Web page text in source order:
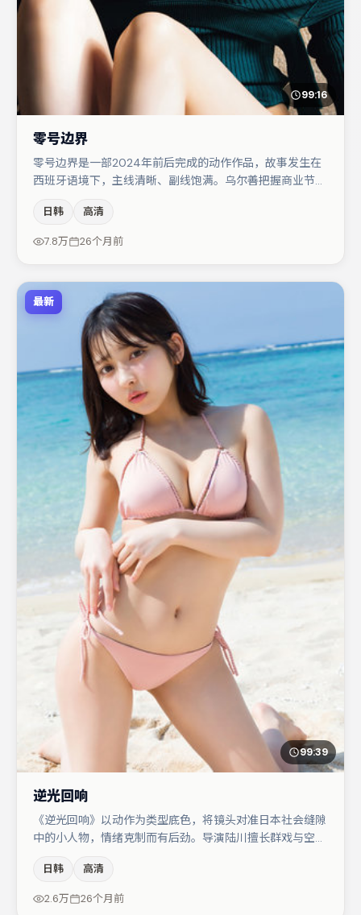
99:16
零号边界
零号边界是一部2024年前后完成的动作作品，故事发生在
西班牙语境下，主线清晰、副线饱满。乌尔善把握商业节奏
在片中承担叙事驱动，弗洛伦丝·皮尤、张译分别提供反差
与喜剧/悬疑调剂（视场次而定）。节奏紧凑、反转有度，
日韩 高清
7.8万 26个月前
最新
99:39
逆光回响
《逆光回响》以动作为类型底色，将镜头对准日本社会缝隙
中的小人物，情绪克制而有后劲。导演陆川擅长群戏与空间
的对手戏构成全片情感锚点，周冬雨则以细节塑造推动谜题
层层揭开。整体完成度较高，适合周末一口气追完。
日韩 高清
2.6万 26个月前